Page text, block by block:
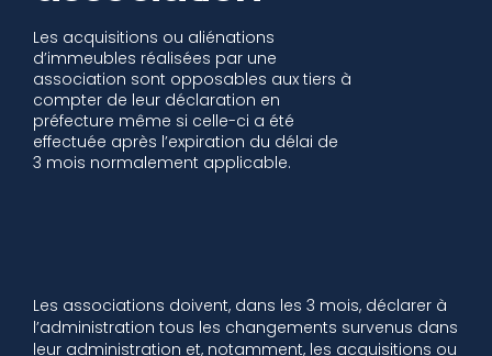
Les acquisitions ou aliénations
d’immeubles réalisées par une
association sont opposables aux tiers à
compter de leur déclaration en
préfecture même si celle-ci a été
effectuée après l’expiration du délai de
3 mois normalement applicable.
Les associations doivent, dans les 3 mois, déclarer à
l’administration tous les changements survenus dans
leur administration et, notamment, les acquisitions ou